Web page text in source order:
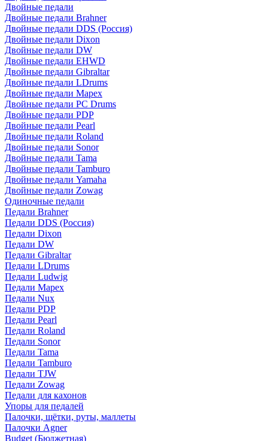
Двойные педали
Двойные педали Brahner
Двойные педали DDS (Россия)
Двойные педали Dixon
Двойные педали DW
Двойные педали EHWD
Двойные педали Gibraltar
Двойные педали LDrums
Двойные педали Mapex
Двойные педали PC Drums
Двойные педали PDP
Двойные педали Pearl
Двойные педали Roland
Двойные педали Sonor
Двойные педали Tama
Двойные педали Tamburo
Двойные педали Yamaha
Двойные педали Zowag
Одиночные педали
Педали Brahner
Педали DDS (Россия)
Педали Dixon
Педали DW
Педали Gibraltar
Педали LDrums
Педали Ludwig
Педали Mapex
Педали Nux
Педали PDP
Педали Pearl
Педали Roland
Педали Sonor
Педали Tama
Педали Tamburo
Педали TJW
Педали Zowag
Педали для кахонов
Упоры для педалей
Палочки, щётки, руты, маллеты
Палочки Agner
Budget (Бюджетная)